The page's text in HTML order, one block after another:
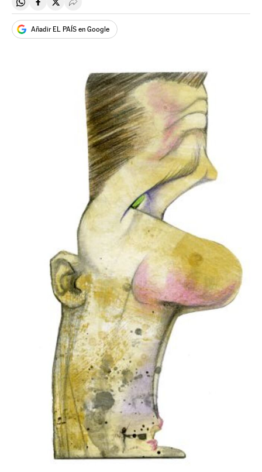
Compartir en Whatsapp
Compartir en Facebook
Compartir en Twitter
Desplegar Redes Sociales
Añadir EL PAÍS en Google